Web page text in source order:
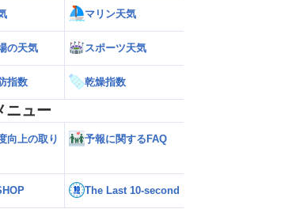
接近
更新）「ERC」とは
マリン天気
の天気 スポーツ天気
指数 乾燥指数
ニュー
向上の取り
予報に関するFAQ
The Last 10-second